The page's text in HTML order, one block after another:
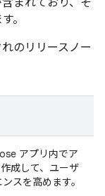
まれており、そ
。
のリリースノー
アプリ内でア
成して、ユーザ
スを高めます。